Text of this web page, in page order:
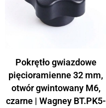
Pokrętło gwiazdowe
pięcioramienne 32 mm,
otwór gwintowany M6,
czarne | Wagney BT.PK5-